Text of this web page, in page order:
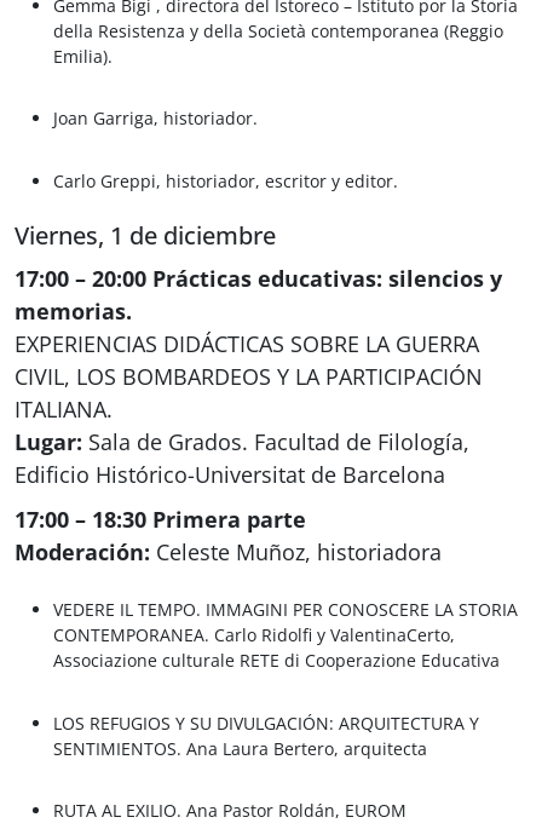
Gemma Bigi , directora del Istoreco – Istituto por la Storia
della Resistenza y della Società contemporanea (Reggio
Emilia).
Joan Garriga, historiador.
Carlo Greppi, historiador, escritor y editor.
Viernes, 1 de diciembre
17:00 – 20:00 Prácticas educativas: silencios y
memorias.
EXPERIENCIAS DIDÁCTICAS SOBRE LA GUERRA
CIVIL, LOS BOMBARDEOS Y LA PARTICIPACIÓN
ITALIANA.
Lugar: Sala de Grados. Facultad de Filología,
Edificio Histórico-Universitat de Barcelona
17:00 – 18:30 Primera parte
Moderación: Celeste Muñoz, historiadora
VEDERE IL TEMPO. IMMAGINI PER CONOSCERE LA STORIA
CONTEMPORANEA. Carlo Ridolfi y ValentinaCerto,
Associazione culturale RETE di Cooperazione Educativa
LOS REFUGIOS Y SU DIVULGACIÓN: ARQUITECTURA Y
SENTIMIENTOS. Ana Laura Bertero, arquitecta
RUTA AL EXILIO. Ana Pastor Roldán, EUROM